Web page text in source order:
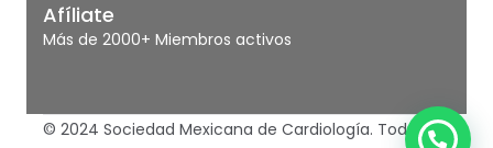
Afíliate
Más de 2000+ Miembros activos
© 2024 Sociedad Mexicana de Cardiología. Todos los